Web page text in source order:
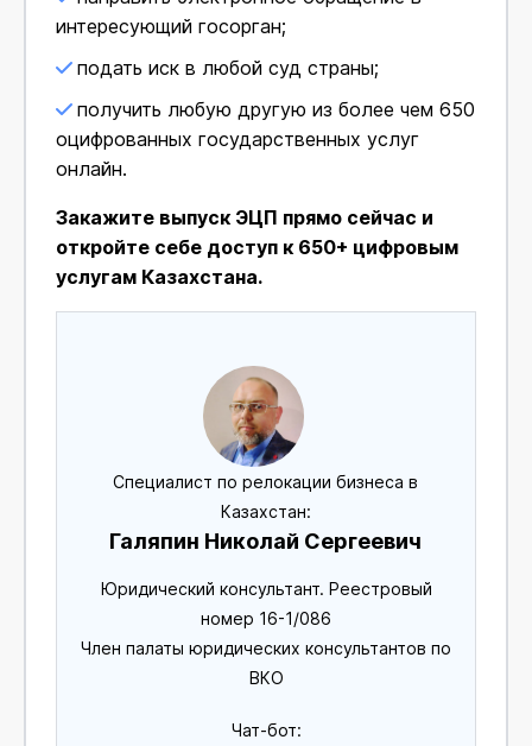
интересующий госорган;
подать иск в любой суд страны;
получить любую другую из более чем 650
оцифрованных государственных услуг
онлайн.
Закажите выпуск ЭЦП прямо сейчас и
откройте себе доступ к 650+ цифровым
услугам Казахстана.
Специалист по релокации бизнеса в
Казахстан:
Галяпин Николай Сергеевич
Юридический консультант. Реестровый
номер 16-1/086
Член палаты юридических консультантов по
ВКО
Чат-бот: